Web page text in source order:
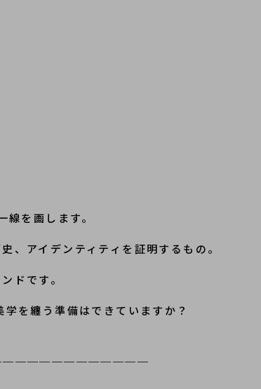
を画します。
、アイデンティティを証明するもの。
ドです。
を纏う準備はできていますか？